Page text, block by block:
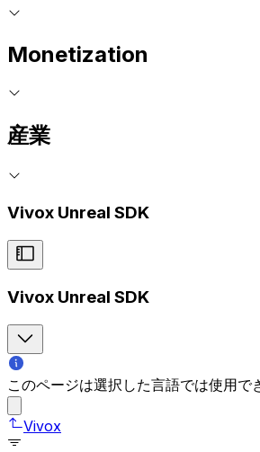
Monetization
産業
Vivox Unreal SDK
Vivox Unreal SDK
このページは選択した言語では使用で
Vivox